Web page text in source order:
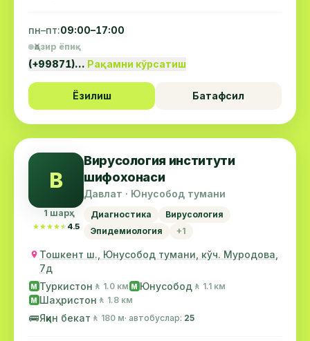
пн–пт:09:00–17:00
Ҳозир ёпиқ
(+99871)… Рақамни кўрсатиш
Ёзилиш Батафсил
В
1 шарҳ
★★★★★
★★★★★ 4.5
Вирусология институти
шифохонаси
Давлат · Юнусобод тумани
Диагностика
Вирусология
Эпидемиология
+1
Тошкент ш., Юнусобод тумани, кўч. Муродова,
7д
М Туркистон 🚶 1.0 км М Юнусобод 🚶 1.1 км
М Шаҳристон 🚶 1.8 км
🚌Яқин бекат 🚶 180 м· автобуслар: 25